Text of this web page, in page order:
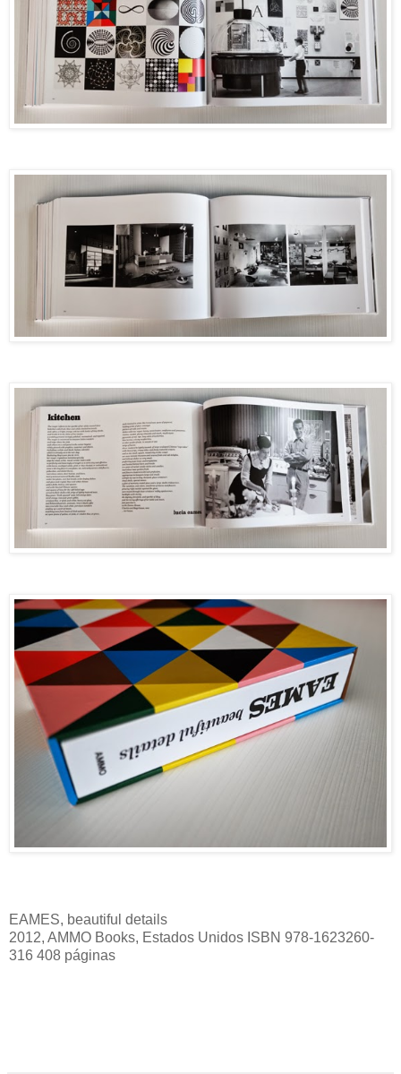
EAMES, beautiful details
2012, AMMO Books, Estados Unidos ISBN 978-1623260-
316 408 páginas